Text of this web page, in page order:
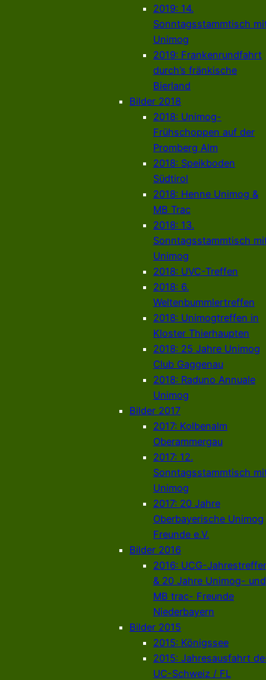
2019: 14.
Sonntagsstammtisch
Unimog
2019: Frankenrundfahrt
durch’s fränkische
Bierland
Bilder 2018
2018: Unimog-
Frühschoppen auf der
Promberg Alm
2018: Speikboden
Südtirol
2018: Henne Unimog &
MB Trac
2018: 13.
Sonntagsstammtisch
Unimog
2018: UVC-Treffen
2018: 6.
Weltenbummlertreffen
2018: Unimogtreffen in
Kloster Thierhaupten
2018: 25 Jahre Unimog
Club Gaggenau
2018: Raduno Annuale
Unimog
Bilder 2017
2017: Kolbenalm
Oberammergau
2017: 12.
Sonntagsstammtisch
Unimog
2017: 20 Jahre
Oberbayerische Unimog
Freunde e.V.
Bilder 2016
2016: UCG-
& 20 Jahre Unimog- und
MB trac- Freunde
Niederbayern
Bilder 2015
2015: Königssee
2015: Jahresausfahrt
UC-Schweiz / FL